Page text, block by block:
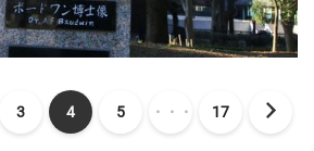
3 4 5 ・・・ 17